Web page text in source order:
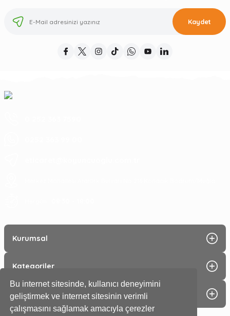
Bu internet sitesinde, kullanıcı deneyimini
geliştirmek ve internet sitesinin verimli
çalışmasını sağlamak amacıyla çerezler
Kaydet
Kurumsal
Kategoriler
Alışveriş